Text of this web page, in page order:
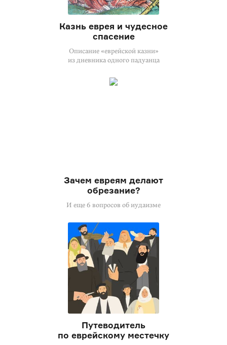
Казнь еврея и чудесное
спасение
Описание «еврейской казни»
из дневника одного падуанца
Зачем евреям делают
обрезание?
И еще 6 вопросов об иудаизме
Путеводитель
по еврейскому местечку